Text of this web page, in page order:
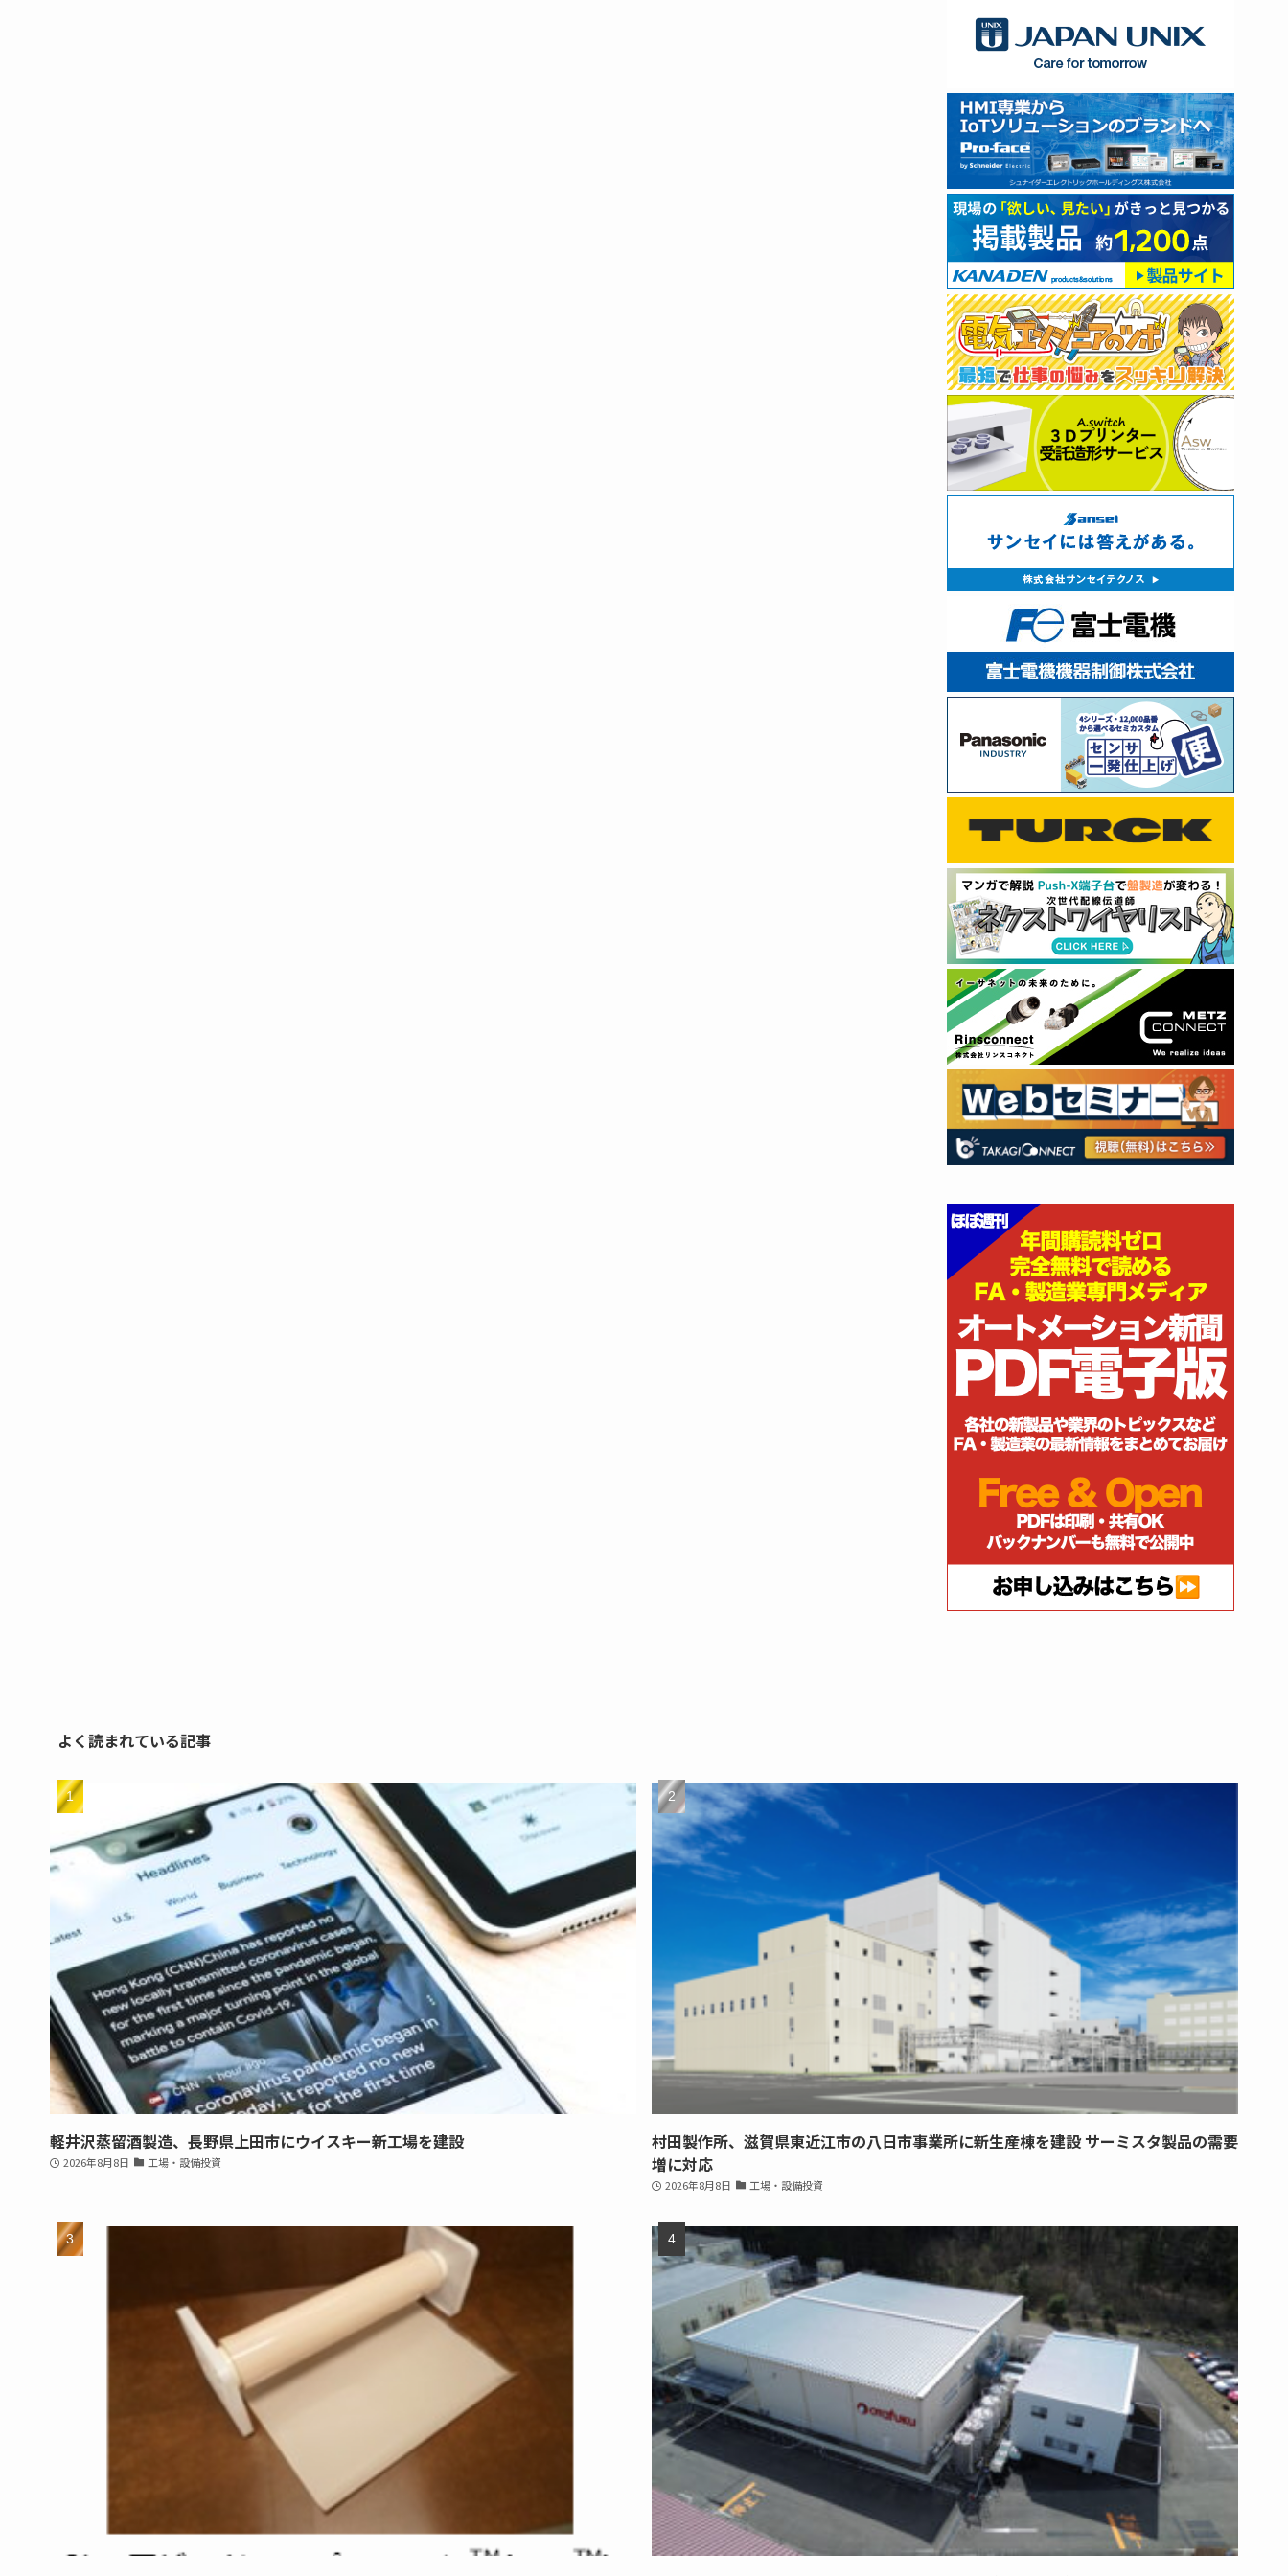
よく読まれている記事
軽井沢蒸留酒製造、長野県上田市にウイスキー新工場を建設
2026年8月8日 工場・設備投資
村田製作所、滋賀県東近江市の八日市事業所に新生産棟を建設 サーミスタ製品の需要
増に対応
2026年8月8日 工場・設備投資